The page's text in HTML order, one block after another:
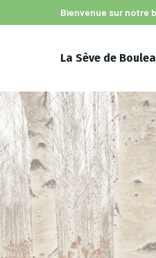
Bienvenue sur notre
La Sève de